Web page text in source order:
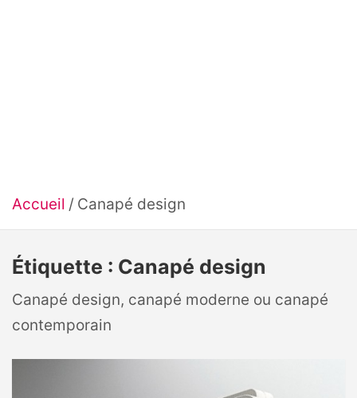
Accueil Canapé design
Étiquette : Canapé design
Canapé design, canapé moderne ou canapé
contemporain